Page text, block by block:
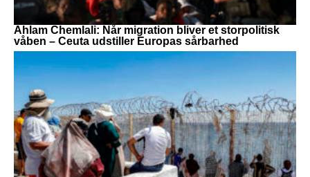
Ahlam Chemlali: Når migration bliver et storpolitisk
våben – Ceuta udstiller Europas sårbarhed